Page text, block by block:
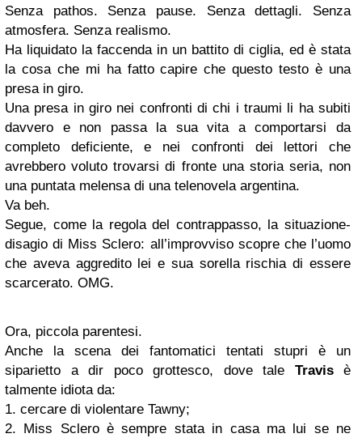
Senza pathos. Senza pause. Senza dettagli. Senza
atmosfera. Senza realismo.
Ha liquidato la faccenda in un battito di ciglia, ed è stata
la cosa che mi ha fatto capire che questo testo è una
presa in giro.
Una presa in giro nei confronti di chi i traumi li ha subiti
davvero e non passa la sua vita a comportarsi da
completo deficiente, e nei confronti dei lettori che
avrebbero voluto trovarsi di fronte una storia seria, non
una puntata melensa di una telenovela argentina.
Va beh.
Segue, come la regola del contrappasso, la situazione-
disagio di Miss Sclero: all’improvviso scopre che l’uomo
che aveva aggredito lei e sua sorella rischia di essere
scarcerato. OMG.
Ora, piccola parentesi.
Anche la scena dei fantomatici tentati stupri è un
siparietto a dir poco grottesco, dove tale Travisè
talmente idiota da:
1. cercare di violentare Tawny;
2. Miss Sclero è sempre stata in casa ma lui se ne